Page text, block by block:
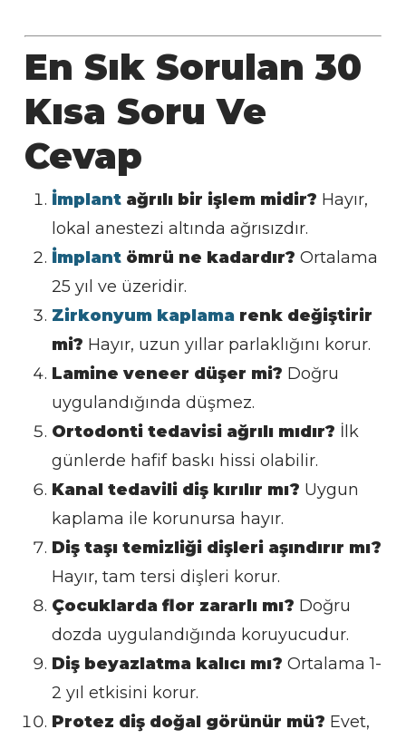
En Sık Sorulan 30
Kısa Soru Ve
Cevap
İmplantağrılı bir işlem midir? Hayır,
lokal anestezi altında ağrısızdır.
İmplantömrü ne kadardır? Ortalama
25 yıl ve üzeridir.
Zirkonyum kaplamarenk değiştirir
mi? Hayır, uzun yıllar parlaklığını korur.
Lamine veneer düşer mi? Doğru
uygulandığında düşmez.
Ortodonti tedavisi ağrılı mıdır? İlk
günlerde hafif baskı hissi olabilir.
Kanal tedavili diş kırılır mı? Uygun
kaplama ile korunursa hayır.
Diş taşı temizliği dişleri aşındırır mı?
Hayır, tam tersi dişleri korur.
Çocuklarda flor zararlı mı? Doğru
dozda uygulandığında koruyucudur.
Diş beyazlatma kalıcı mı? Ortalama 1-
2 yıl etkisini korur.
Protez diş doğal görünür mü? Evet,